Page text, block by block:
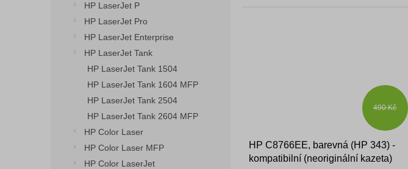
HP LaserJet P
HP LaserJet Pro
HP LaserJet Enterprise
HP LaserJet Tank
HP LaserJet Tank 1504
HP LaserJet Tank 1604 MFP
HP LaserJet Tank 2504
HP LaserJet Tank 2604 MFP
HP Color Laser
HP Color Laser MFP
HP Color LaserJet
490 Kč
HP C8766EE, barevná (HP 343) -
kompatibilní (neoriginální kazeta)